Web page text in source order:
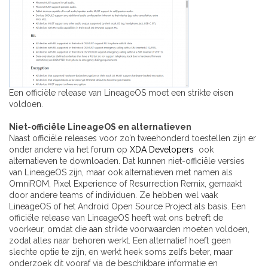
Een officiële release van LineageOS moet een strikte eisen
voldoen.
Niet-officiële LineageOS en alternatieven
Naast officiële releases voor zo’n tweehonderd toestellen zijn er
onder andere via het forum op XDA Developers
ook
alternatieven te downloaden. Dat kunnen niet-officiële versies
van LineageOS zijn, maar ook alternatieven met namen als
OmniROM, Pixel Experience of Resurrection Remix, gemaakt
door andere teams of individuen. Ze hebben wel vaak
LineageOS of het Android Open Source Project als basis. Een
officiële release van LineageOS heeft wat ons betreft de
voorkeur, omdat die aan strikte voorwaarden moeten voldoen,
zodat alles naar behoren werkt. Een alternatief hoeft geen
slechte optie te zijn, en werkt heek soms zelfs beter, maar
onderzoek dit vooraf via de beschikbare informatie en